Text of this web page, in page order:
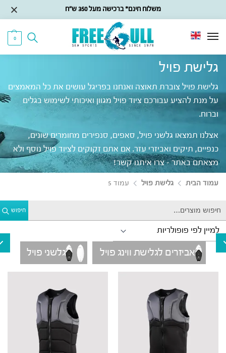
משלוח חינם* ברכישה מעל 350 ש״ח
0
גלישת פויל
גלישת פויל צוברת תאוצה ואנחנו בפריגל עושים את כל המאמצים
על מנת להציע עבורכם ציוד פויל מגוון ואיכותי לשימוש בגלים
וברוח.
אצלנו תמצאו גלשני פויל, סאפים, סנפירים מחומרים שונים,
כנפיים, תיקים ואביזרי עזר. אם אתם זקוקים לציוד פויל נוסף ולא
מצאתם באתר – צרו איתנו קשר!
עמוד הבית גלישת פויל עמוד 5
חיפוש
אביזרים לגלישת ווינג פויל גלשני פויל